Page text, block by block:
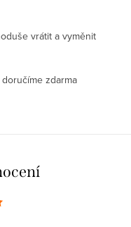
vrátit a vyměnit
zdarma